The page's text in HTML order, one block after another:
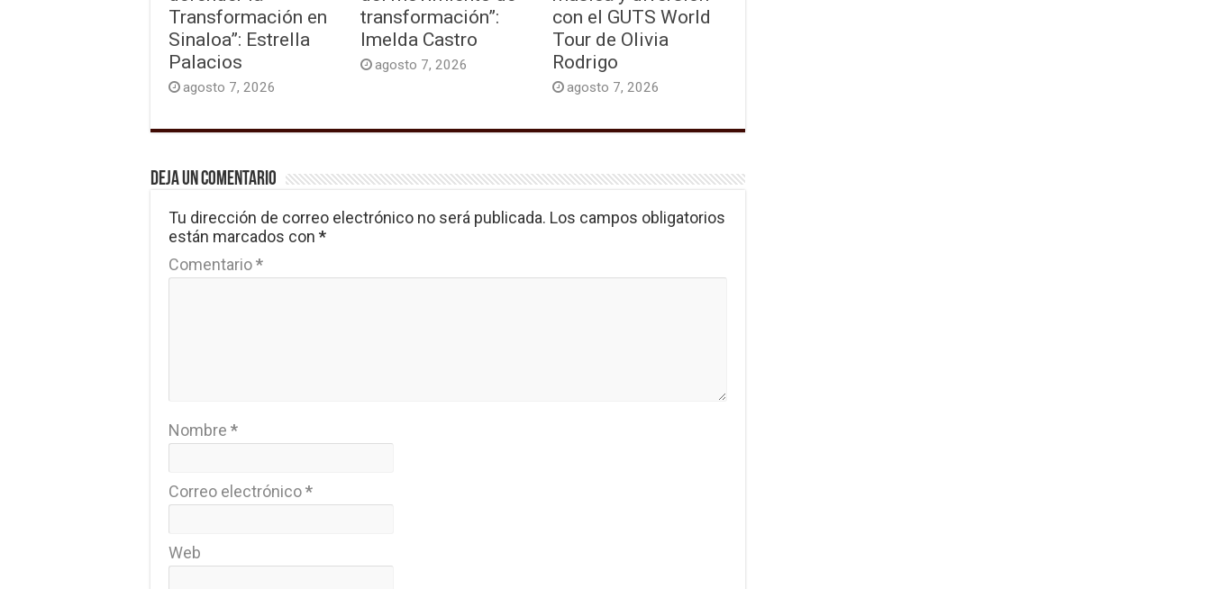
Transformación en
Sinaloa”: Estrella
Palacios
agosto 7, 2026
transformación”:
Imelda Castro
agosto 7, 2026
con el GUTS World
Tour de Olivia
Rodrigo
agosto 7, 2026
Deja un comentario
Tu dirección de correo electrónico no será publicada. Los campos obligatorios
están marcados con *
Comentario*
Nombre *
Correo electrónico*
Web